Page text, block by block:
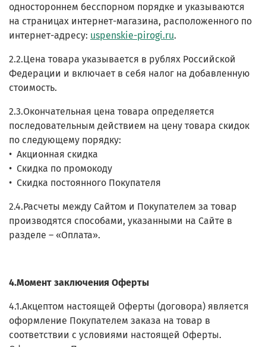
одностороннем бесспорном порядке и указываются
на страницах интернет-магазина, расположенного по
интернет-адресу: uspenskie-pirogi.ru.
2.2.Цена товара указывается в рублях Российской
Федерации и включает в себя налог на добавленную
стоимость.
2.3.Окончательная цена товара определяется
последовательным действием на цену товара скидок
по следующему порядку:
• Акционная скидка
• Скидка по промокоду
• Скидка постоянного Покупателя
2.4.Расчеты между Сайтом и Покупателем за товар
производятся способами, указанными на Сайте в
разделе – «Оплата».
4.Момент заключения Оферты
4.1.Акцептом настоящей Оферты (договора) является
оформление Покупателем заказа на товар в
соответствии с условиями настоящей Оферты.